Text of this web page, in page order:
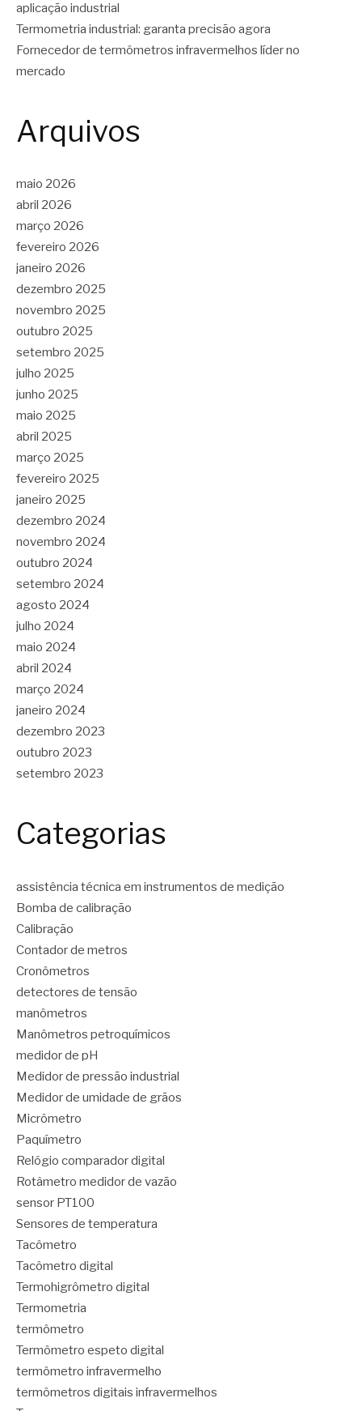
aplicação industrial
Termometria industrial: garanta precisão agora
Fornecedor de termômetros infravermelhos líder no
mercado
Arquivos
maio 2026
abril 2026
março 2026
fevereiro 2026
janeiro 2026
dezembro 2025
novembro 2025
outubro 2025
setembro 2025
julho 2025
junho 2025
maio 2025
abril 2025
março 2025
fevereiro 2025
janeiro 2025
dezembro 2024
novembro 2024
outubro 2024
setembro 2024
agosto 2024
julho 2024
maio 2024
abril 2024
março 2024
janeiro 2024
dezembro 2023
outubro 2023
setembro 2023
Categorias
assistência técnica em instrumentos de medição
Bomba de calibração
Calibração
Contador de metros
Cronômetros
detectores de tensão
manômetros
Manômetros petroquímicos
medidor de pH
Medidor de pressão industrial
Medidor de umidade de grãos
Micrômetro
Paquímetro
Relógio comparador digital
Rotâmetro medidor de vazão
sensor PT100
Sensores de temperatura
Tacômetro
Tacômetro digital
Termohigrômetro digital
Termometria
termômetro
Termômetro espeto digital
termômetro infravermelho
termômetros digitais infravermelhos